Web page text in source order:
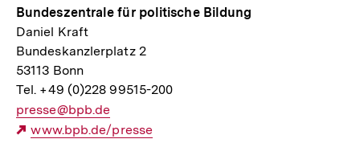
Bundeszentrale für politische Bildung
Daniel Kraft
Bundeskanzlerplatz 2
53113 Bonn
Tel. +49 (0)228 99515-200
E-
Mail
presse@bpb.de
Externer
www.bpb.de/presse